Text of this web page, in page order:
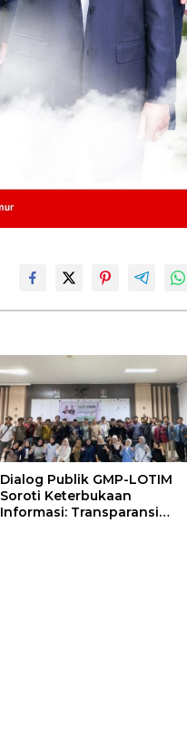
Dialog Publik GMP-LOTIM
Soroti Keterbukaan
Informasi: Transparansi